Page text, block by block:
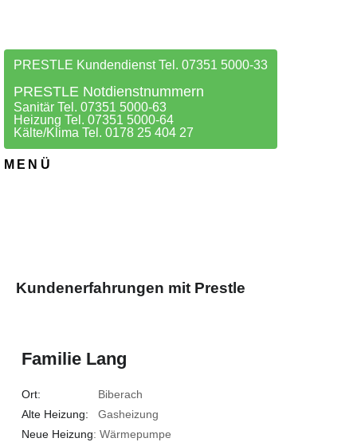
PRESTLE Kundendienst Tel. 07351 5000-33
PRESTLE Notdienstnummern
Sanitär Tel. 07351 5000-63
Heizung Tel. 07351 5000-64
Kälte/Klima Tel. 0178 25 404 27
MENÜ
Kundenerfahrungen mit Prestle
Familie Lang
Ort: Biberach
Alte Heizung: Gasheizung
Neue Heizung: Wärmepumpe